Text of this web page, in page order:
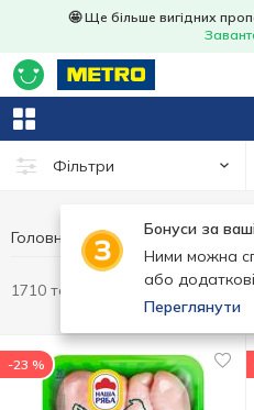
🤩 Ще більше вигідних
Фільтри
Бонуси за
Ними можна
або
Переглянути
Головна
1710 товарів
-23 %